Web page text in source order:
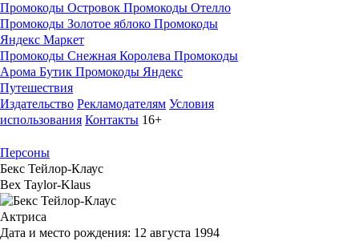
Промокоды Островок Промокоды Отелло
Промокоды Золотое яблоко Промокоды
Яндекс Маркет
Промокоды Снежная Королева Промокоды
Арома Бутик Промокоды Яндекс
Путешествия
Издательство Рекламодателям Условия
использования Контакты 16+
Персоны
Бекс Тейлор-Клаус
Bex Taylor-Klaus
Актриса
Дата и место рождения: 12 августа 1994